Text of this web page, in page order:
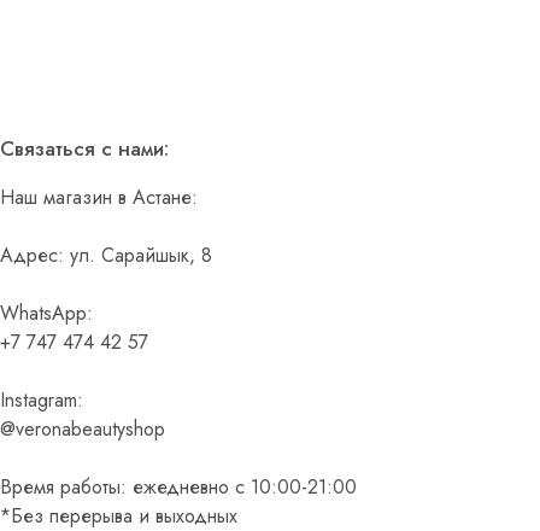
Связаться с нами:
Наш магазин в Астане:
Адрес: ул. Сарайшык, 8
WhatsApp:
+7 747 474 42 57
Instagram:
@veronabeautyshop
Время работы: ежедневно с 10:00-21:00
*Без перерыва и выходных